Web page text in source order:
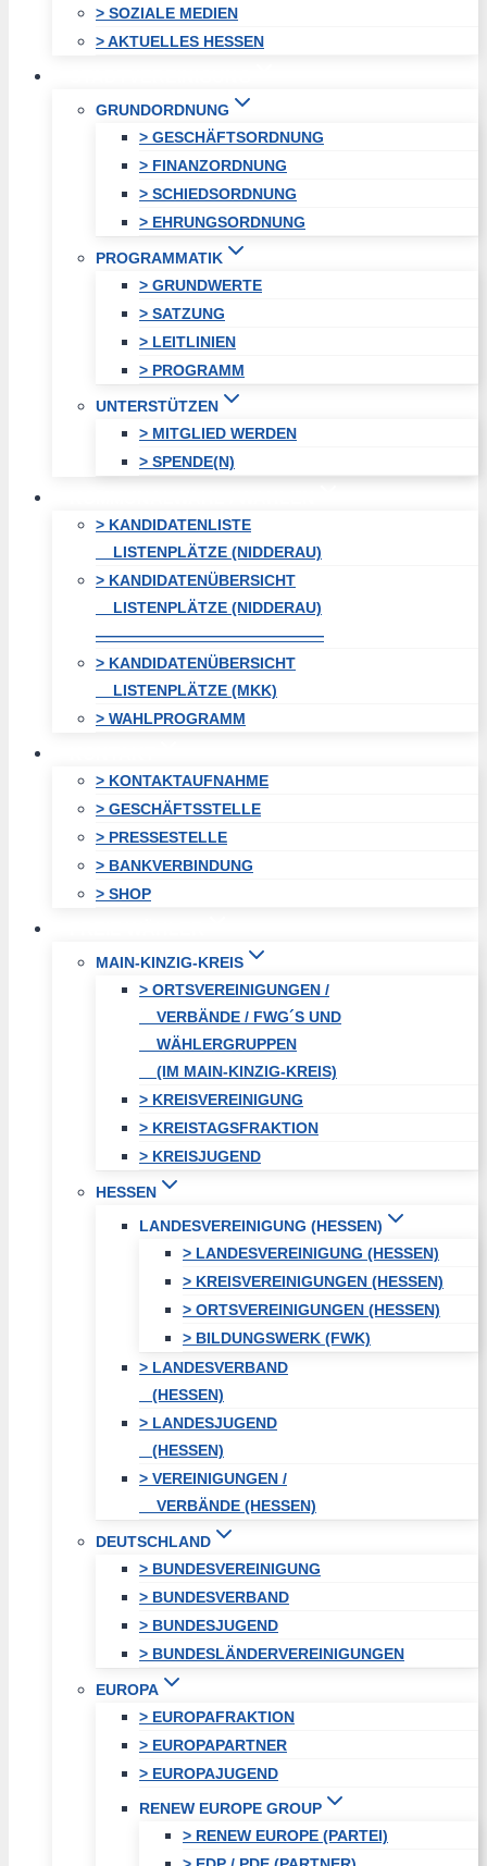
> SOZIALE MEDIEN
> AKTUELLES HESSEN
GRUNDORDNUNG
> GESCHÄFTSORDNUNG
> FINANZORDNUNG
> SCHIEDSORDNUNG
> EHRUNGSORDNUNG
PROGRAMMATIK
> GRUNDWERTE
> SATZUNG
> LEITLINIEN
> PROGRAMM
UNTERSTÜTZEN
> MITGLIED WERDEN
> SPENDE(N)
> KANDIDATENLISTE
LISTENPLÄTZE (NIDDERAU)
> KANDIDATENÜBERSICHT
LISTENPLÄTZE (NIDDERAU)
———————————————
> KANDIDATENÜBERSICHT
LISTENPLÄTZE (MKK)
> WAHLPROGRAMM
> KONTAKTAUFNAHME
> GESCHÄFTSSTELLE
> PRESSESTELLE
> BANKVERBINDUNG
> SHOP
MAIN-KINZIG-KREIS
> ORTSVEREINIGUNGEN /
VERBÄNDE / FWG´S UND
WÄHLERGRUPPEN
(IM MAIN-KINZIG-KREIS)
> KREISVEREINIGUNG
> KREISTAGSFRAKTION
> KREISJUGEND
HESSEN
LANDESVEREINIGUNG (HESSEN)
> LANDESVEREINIGUNG (HESSEN)
> KREISVEREINIGUNGEN (HESSEN)
> ORTSVEREINIGUNGEN (HESSEN)
> BILDUNGSWERK (FWK)
> LANDESVERBAND
(HESSEN)
> LANDESJUGEND
(HESSEN)
> VEREINIGUNGEN /
VERBÄNDE (HESSEN)
DEUTSCHLAND
> BUNDESVEREINIGUNG
> BUNDESVERBAND
> BUNDESJUGEND
> BUNDESLÄNDERVEREINIGUNGEN
EUROPA
> EUROPAFRAKTION
> EUROPAPARTNER
> EUROPAJUGEND
RENEW EUROPE GROUP
> RENEW EUROPE (PARTEI)